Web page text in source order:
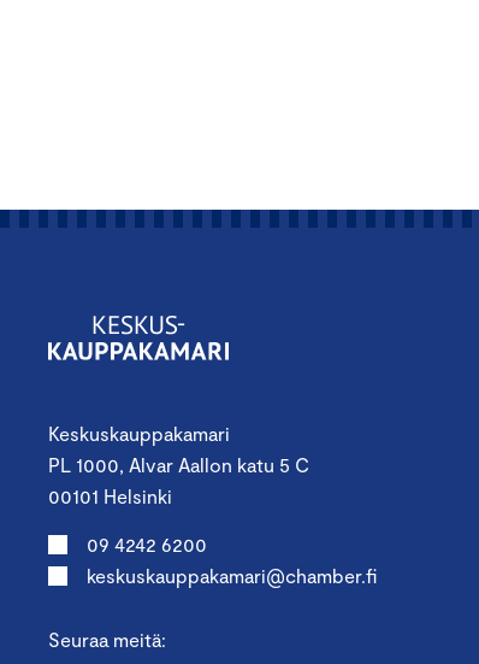
Keskuskauppakamari
PL 1000, Alvar Aallon katu 5 C
00101 Helsinki
09 4242 6200
keskuskauppakamari@chamber.fi
Seuraa meitä: